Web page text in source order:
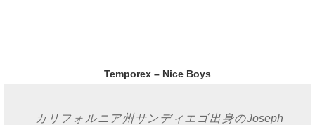
Temporex – Nice Boys
カリフォルニア州サンディエゴ出身のJoseph